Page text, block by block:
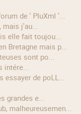
de ' PluXml '...
mais j'au...
elle fait toujou...
Bretagne mais p...
sont po...
intére...
essayer de poLL...
grandes e...
malheureusemen...